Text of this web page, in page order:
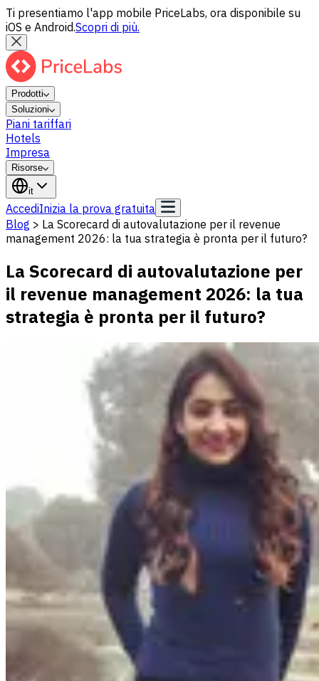
Ti presentiamo l'app mobile PriceLabs, ora disponibile su
iOS e Android.Scopri di più.
Prodotti
Soluzioni
Piani tariffari
Hotels
Impresa
Risorse
it
AccediInizia la prova gratuita
Blog > La Scorecard di autovalutazione per il revenue
management 2026: la tua strategia è pronta per il futuro?
La Scorecard di autovalutazione per
il revenue management 2026: la tua
strategia è pronta per il futuro?